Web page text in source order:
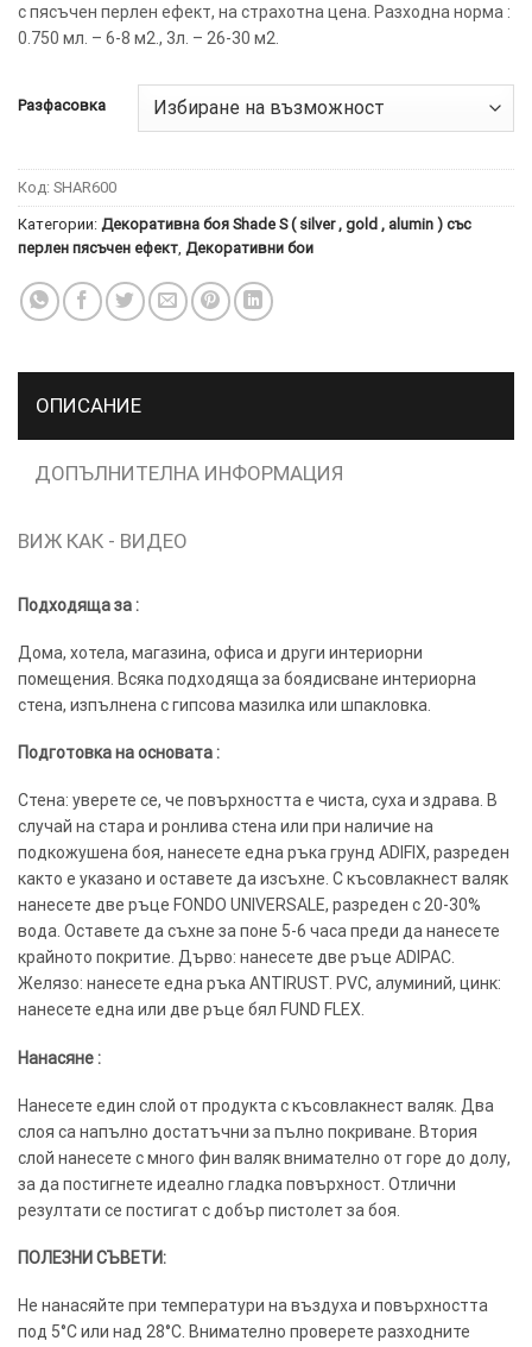
с пясъчен перлен ефект, на страхотна цена. Разходна норма :
0.750 мл. – 6-8 м2., 3л. – 26-30 м2.
Разфасовка
Код: SHAR600
Категории: Декоративна боя Shade S ( silver , gold , alumin ) със
перлен пясъчен ефект Декоративни бои
ОПИСАНИЕ
ДОПЪЛНИТЕЛНА ИНФОРМАЦИЯ
ВИЖ КАК - ВИДЕО
Подходяща за :
Дома, хотела, магазина, офиса и други интериорни
помещения. Всяка подходяща за боядисване интериорна
стена, изпълнена с гипсова мазилка или шпакловка.
Подготовка на основата :
Стена: уверете се, че повърхността е чиста, суха и здрава. В
случай на стара и ронлива стена или при наличие на
подкожушена боя, нанесете една ръка грунд ADIFIX, разреден
както е указано и оставете да изсъхне. С късовлакнест валяк
нанесете две ръце FONDO UNIVERSALE, разреден с 20-30%
вода. Оставете да съхне за поне 5-6 часа преди да нанесете
крайното покритие. Дърво: нанесете две ръце ADIPAC.
Желязо: нанесете една ръка ANTIRUST. PVC, алуминий, цинк:
нанесете една или две ръце бял FUND FLEX.
Нанасяне :
Нанесете един слой от продукта с късовлакнест валяк. Два
слоя са напълно достатъчни за пълно покриване. Втория
слой нанесете с много фин валяк внимателно от горе до долу,
за да постигнете идеално гладка повърхност. Отлични
резултати се постигат с добър пистолет за боя.
ПОЛЕЗНИ СЪВЕТИ:
Не нанасяйте при температури на въздуха и повърхността
под 5°C или над 28°C. Внимателно проверете разходните
× САЙТ
ИЗПОЛЗВА
ПОВЕЧЕ
ИНФОРМАЦИЯ
МОЖЕТЕ
НАМЕРИТЕ
ТУК.
УСЛУГИ ОПЦИИ